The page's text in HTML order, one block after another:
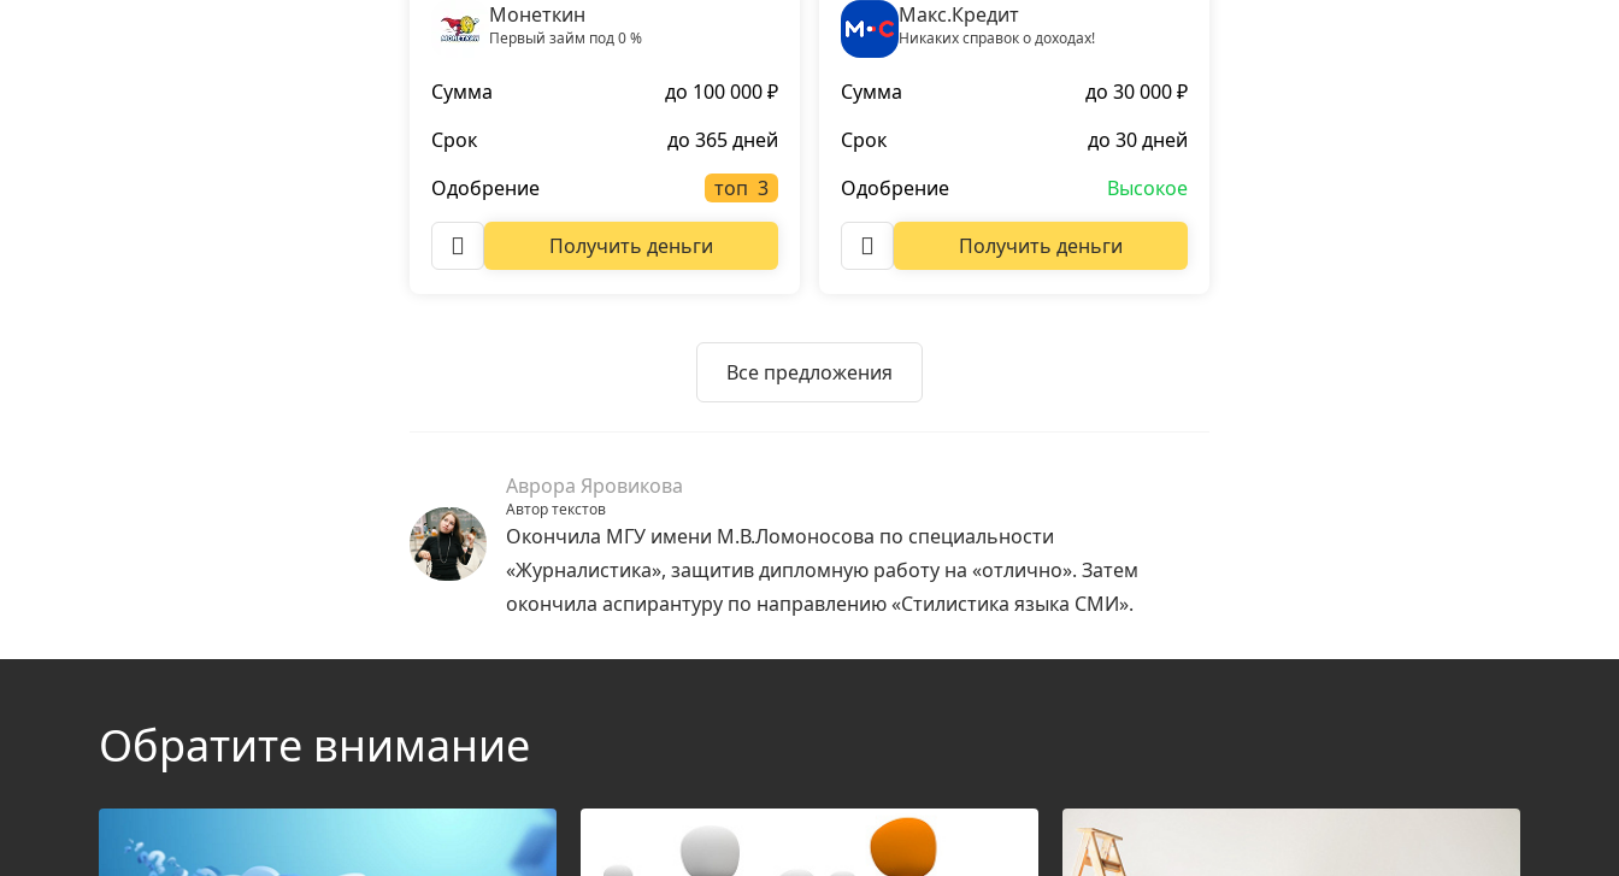
Монеткин
Первый займ под 0 %
Сумма
до 100 000 ₽
Срок
до 365 дней
Одобрение
топ
Получить деньги
Макс.Кредит
Никаких справок о доходах!
Сумма
до 30 000 ₽
Срок
до 30 дней
Одобрение
Высокое
Получить деньги
Все предложения
Аврора Яровикова
Автор текстов
Окончила МГУ имени М.В.Ломоносова по специальности
«Журналистика», защитив дипломную работу на «отлично». Затем
окончила аспирантуру по направлению «Стилистика языка СМИ».
Обратите внимание